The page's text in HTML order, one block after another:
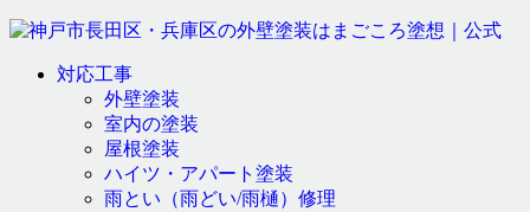
対応工事
外壁塗装
室内の塗装
屋根塗装
ハイツ・アパート塗装
雨とい（雨どい/雨樋）修理